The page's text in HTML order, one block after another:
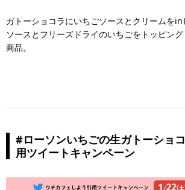
ガトーショコラにいちごソースとクリームを
ソースとフリーズドライのいちごをトッピン
商品。
#ローソンいちごの生ガトーショ
用ツイートキャンペーン